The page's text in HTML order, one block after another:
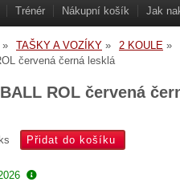
Trénér Nákupní košík Jak
TAŠKY A VOZÍKY
2 KOULE
červená černá lesklá
ROL červená
ks